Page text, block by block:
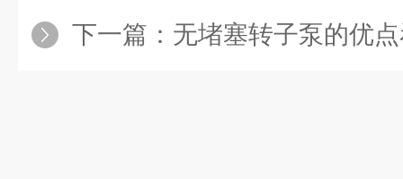
下一篇： 无堵塞转子泵的优